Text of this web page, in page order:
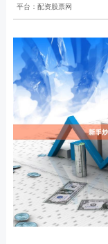
平台：配资股票网